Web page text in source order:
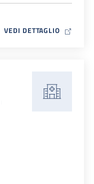
VEDI DETTAGLIO MAP ICON